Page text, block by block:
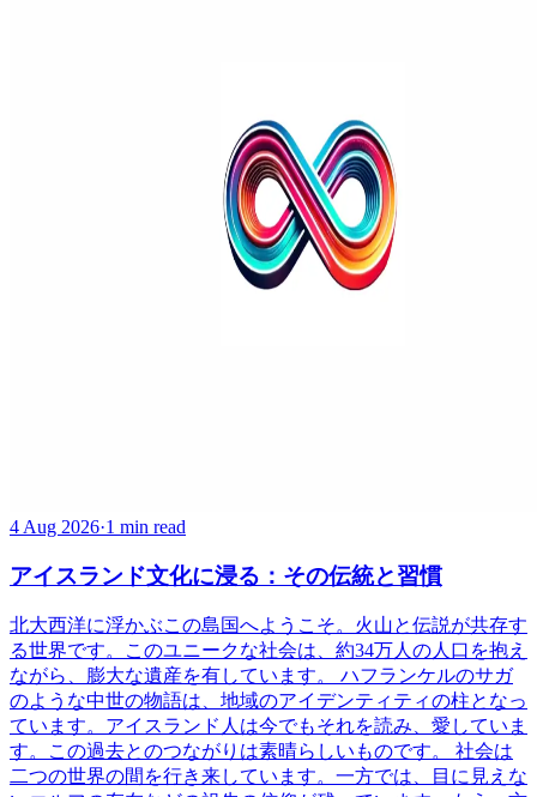
4 Aug 2026·1 min read
アイスランド文化に浸る：その伝統と習慣
北大西洋に浮かぶこの島国へようこそ。火山と伝説が共存す
る世界です。このユニークな社会は、約34万人の人口を抱え
ながら、膨大な遺産を有しています。 ハフランケルのサガ
のような中世の物語は、地域のアイデンティティの柱となっ
ています。アイスランド人は今でもそれを読み、愛していま
す。この過去とのつながりは素晴らしいものです。 社会は
二つの世界の間を行き来しています。一方では、目に見えな